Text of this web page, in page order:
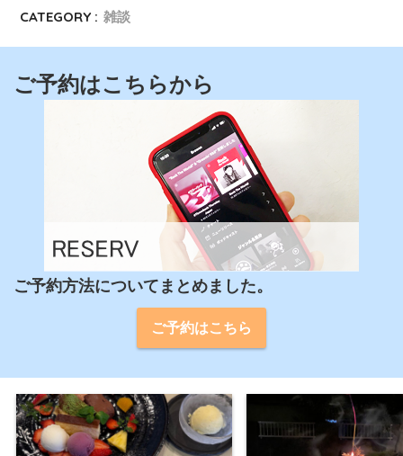
CATEGORY : 雑談
ご予約はこちらから
ご予約方法についてまとめました。
ご予約はこちら